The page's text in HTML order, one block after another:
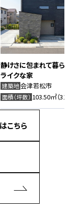
れて暮らす、ホテル
若松市
103.50㎡（31.25坪）
こちら